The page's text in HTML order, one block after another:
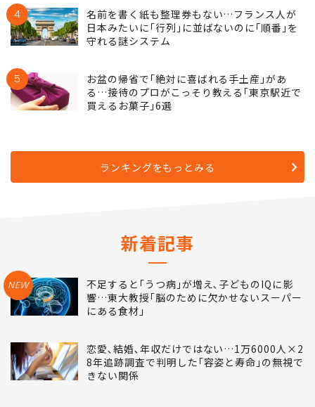
4
名前を書く紙も整理券もない…フランス人が
日本みたいに｢行列｣に並ばないのに｢順番｣を
守れる謎システム
5
お盆の帰省で｢絶対に喜ばれる手土産｣があ
る…接待のプロがこっそり教える｢東京駅近で
買えるお菓子｣6選
ランキングをもっとみる
新着記事
NEW
不足すると｢うつ病｣が増え､子どものIQに影
響…東大教授｢脳のために欠かせないスーパー
にある食材｣
恋愛､結婚､年収だけではない…1万6000人×2
8年追跡調査で判明した｢容姿と寿命｣の無視で
きない関係